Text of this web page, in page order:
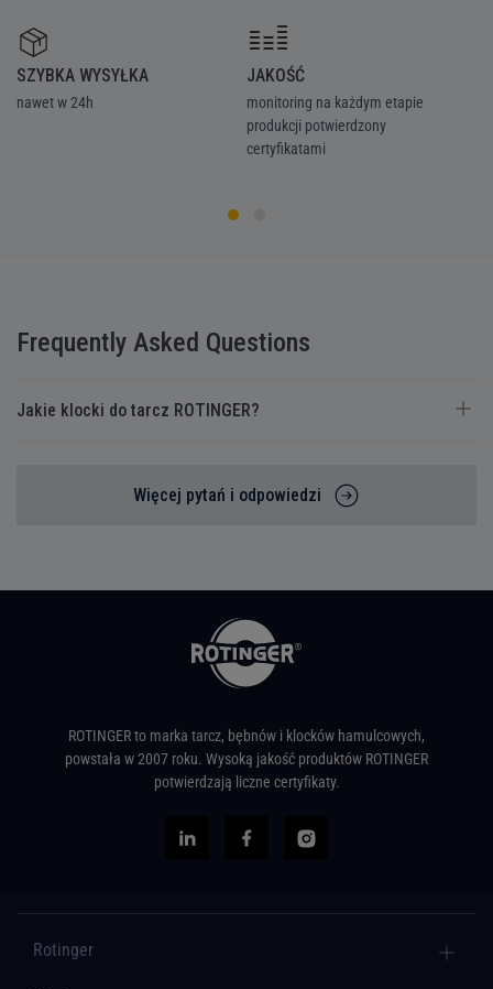
SZYBKA WYSYŁKA
nawet w 24h
JAKOŚĆ
monitoring na każdym etapie
produkcji potwierdzony
certyfikatami
Frequently Asked Questions
Jakie klocki do tarcz ROTINGER?
Więcej pytań i odpowiedzi
ROTINGER to marka tarcz, bębnów i klocków hamulcowych,
powstała w 2007 roku. Wysoką jakość produktów ROTINGER
potwierdzają liczne certyfikaty.
Rotinger